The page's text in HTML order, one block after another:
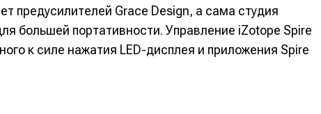
предусилителей Grace Design, а сама студия
большей портативности. Управление iZotope Spire
к силе нажатия LED-дисплея и приложения Spire